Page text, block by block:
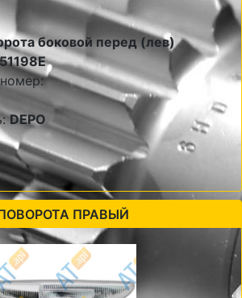
боковой перед (лев)
DEPO
ПРАВЫЙ